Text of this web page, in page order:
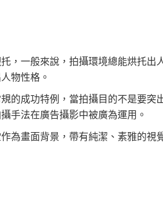
，一般來說，拍攝環境總能烘托出
物性格。
的成功特例，當拍攝目的不是要突
手法在廣告攝影中被廣為運用。
為畫面背景，帶有純潔、素雅的視